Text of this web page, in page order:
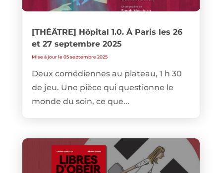
[THÉÂTRE] Hôpital 1.0. À Paris les 26
et 27 septembre 2025
Mise à jour le 05 septembre 2025
Deux comédiennes au plateau, 1 h 30
de jeu. Une pièce qui questionne le
monde du soin, ce que...